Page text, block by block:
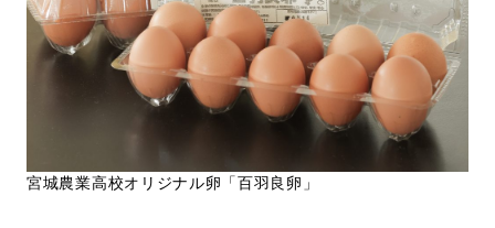
宮城農業高校オリジナル卵「百羽良卵」